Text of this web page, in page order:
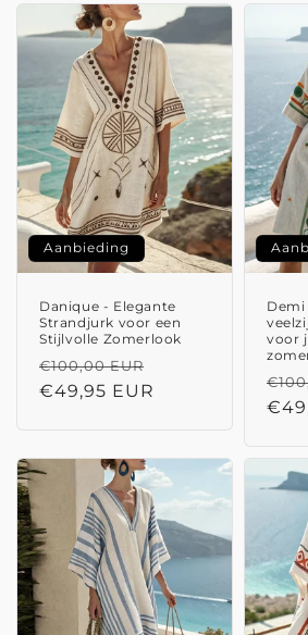
Aanbieding
Danique - Elegante
Strandjurk voor een
Stijlvolle Zomerlook
Normale
prijs
€100,00 EUR
€49,95 EUR
Demi
voor
prijs